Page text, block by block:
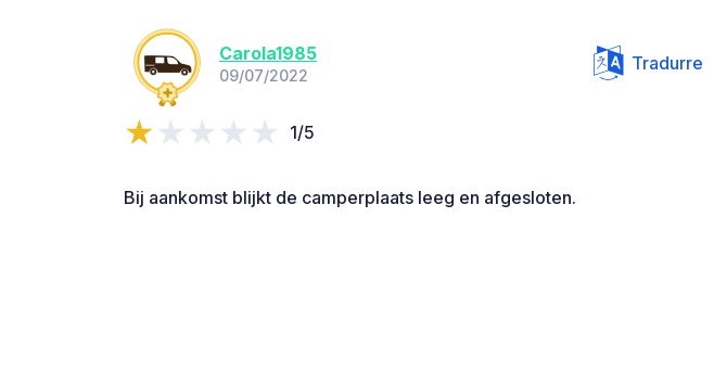
Carola1985
09/07/2022
Tradurre
1/5
Bij aankomst blijkt de camperplaats leeg en afgesloten.